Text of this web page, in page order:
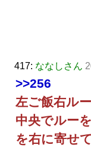
417: ななしさん
>>256
左ご飯右ル
中央でルー
を右に寄せ